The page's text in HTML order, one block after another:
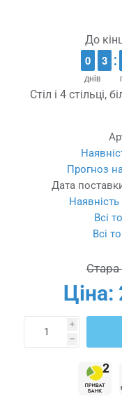
До
днів
9
9
0
0 2
2
3
3
Стіл і 4 стільці,
Прогноз
Дата
Всі
Всі
Стара
Ціна:
i
h